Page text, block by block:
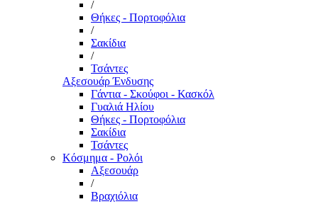
/
Θήκες - Πορτοφόλια
/
Σακίδια
/
Τσάντες
Αξεσουάρ Ένδυσης
Γάντια - Σκούφοι - Κασκόλ
Γυαλιά Ηλίου
Θήκες - Πορτοφόλια
Σακίδια
Τσάντες
Κόσμημα - Ρολόι
Αξεσουάρ
/
Βραχιόλια